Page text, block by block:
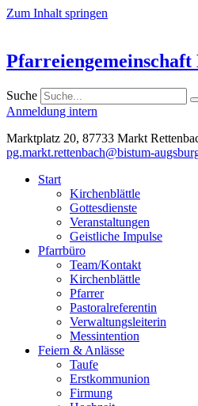
Zum Inhalt springen
Suche
Anmeldung intern
Marktplatz 20, 87733 Markt
pg.markt.rettenbach@bistum-
Start
Kirchenblättle
Gottesdienste
Veranstaltungen
Geistliche Impulse
Pfarrbüro
Team/Kontakt
Kirchenblättle
Pfarrer
Pastoralreferentin
Verwaltungsleiterin
Messintention
Feiern & Anlässe
Taufe
Erstkommunion
Firmung